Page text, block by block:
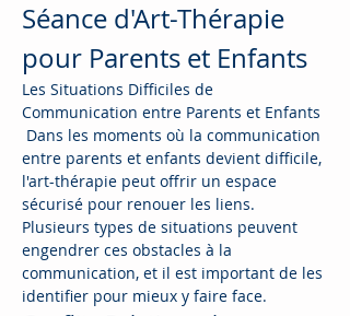
Séance d'Art-Thérapie
pour Parents et Enfants
Les Situations Difficiles de
Communication entre Parents et Enfants
Dans les moments où la communication
entre parents et enfants devient difficile,
l'art-thérapie peut offrir un espace
sécurisé pour renouer les liens.
Plusieurs types de situations peuvent
engendrer ces obstacles à la
communication, et il est important de les
identifier pour mieux y faire face.